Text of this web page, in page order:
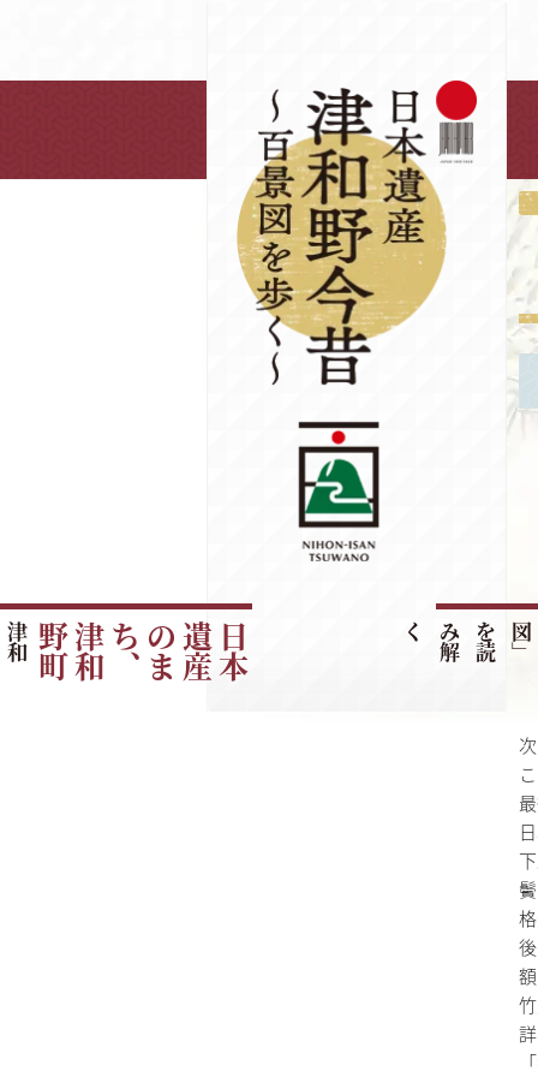
日
本
遺
産
の
ま
ち
、
津
和
野
町
津
和
野
町
の
ご
紹 く